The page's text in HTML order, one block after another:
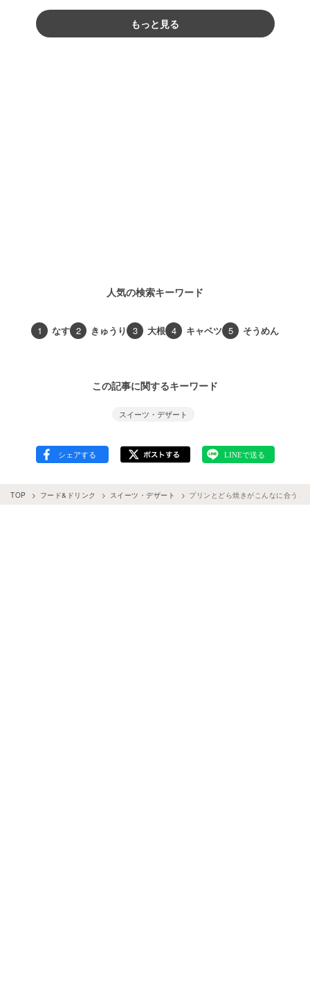
もっと見る
人気の検索キーワード
1 なす 2 きゅうり 3 大根 4 キャベツ 5 そうめん
この記事に関するキーワード
スイーツ・デザート
TOP フード&ドリンク スイーツ・デザート プリンとどら焼きがこんなに合うと